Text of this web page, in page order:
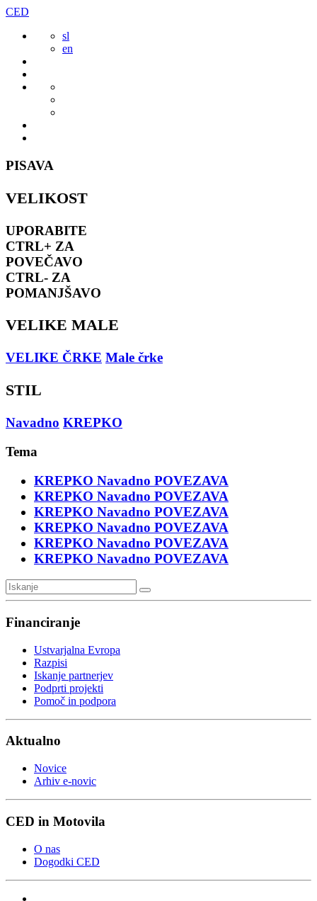
Preskoči
vsebine
CED
sl
en
PISAVA
VELIKOST
UPORABITE
CTRL+ ZA
POVEČAVO
CTRL- ZA
POMANJŠAVO
VELIKE MALE
VELIKE ČRKE Male črke
STIL
Navadno KREPKO
Tema
KREPKO Navadno POVEZAVA
KREPKO Navadno POVEZAVA
KREPKO Navadno POVEZAVA
KREPKO Navadno POVEZAVA
KREPKO Navadno POVEZAVA
KREPKO Navadno POVEZAVA
Financiranje
Ustvarjalna Evropa
Razpisi
Iskanje partnerjev
Podprti projekti
Pomoč in podpora
Aktualno
Novice
Arhiv e-novic
CED in Motovila
O nas
Dogodki CED